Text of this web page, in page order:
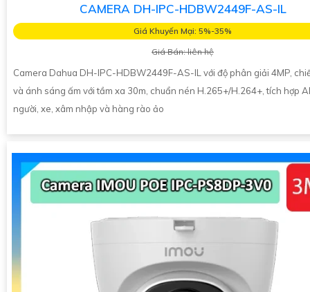
CAMERA DH-IPC-HDBW2449F-AS-IL
Giá Khuyến Mại: 5%-35%
Giá Bán: liên hệ
Camera Dahua DH-IPC-HDBW2449F-AS-IL với độ phân giải 4MP,
và ánh sáng ấm với tầm xa 30m, chuẩn nén H.265+/H.264+, tích hợp
người, xe, xâm nhập và hàng rào ảo